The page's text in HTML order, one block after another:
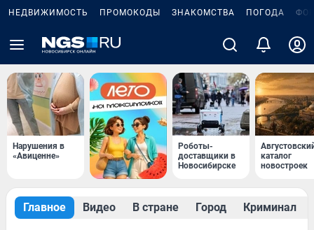
НЕДВИЖИМОСТЬ ПРОМОКОДЫ ЗНАКОМСТВА ПОГОДА
Нарушения в
«Авиценне»
Роботы-
доставщики в
Новосибирске
каталог
новостроек
Главное Видео В стране Город Криминал